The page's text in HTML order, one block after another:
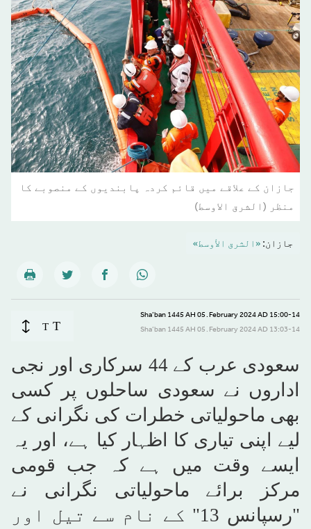
جازان کے علاقے میں قائم کردہ پابندیوں کے منصوبے کا
منظر (الشرق الاوسط)
جازان: «الشرق الأوسط»
15:00-14 February 2024 AD ـ 05 Sha’ban 1445 AH
13:03-14 February 2024 AD ـ 05 Sha’ban 1445 AH
T
T
سعودی عرب کے 44 سرکاری اور نجی
اداروں نے سعودی ساحلوں پر کسی
بھی ماحولیاتی خطرات کی نگرانی کے
لیے اپنی تیاری کا اظہار کیا ہے، اور یہ
ایسے وقت میں ہے کہ جب قومی
مرکز برائے ماحولیاتی نگرانی نے
"رسپانس 13" کے نام سے تیل اور